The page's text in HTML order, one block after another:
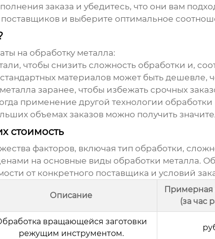
заказа и убедитесь, что они вам
и выберите оптимальное
на обработку металла:
чтобы снизить сложность обработки и,
материалов может быть дешевле,
заранее, чтобы избежать срочных
применение другой технологии
объемах заказов можно получить
стоимость
факторов, включая тип обработки,
на основные виды обработки металла.
от конкретного поставщика и условий
Описание
Примерная
(за час
вращающейся заготовки
режущим инструментом.